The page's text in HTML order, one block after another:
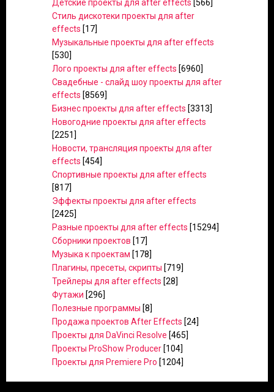
Детские проекты для after effects [566]
Стиль дискотеки проекты для after
effects [17]
Музыкальные проекты для after effects
[530]
Лого проекты для after effects [6960]
Свадебные - слайд шоу проекты для after
effects [8569]
Бизнес проекты для after effects [3313]
Новогодние проекты для after effects
[2251]
Новости, трансляция проекты для after
effects [454]
Спортивные проекты для after effects
[817]
Эффекты проекты для after effects
[2425]
Разные проекты для after effects [15294]
Сборники проектов [17]
Музыка к проектам [178]
Плагины, пресеты, скрипты [719]
Трейлеры для after effects [28]
Футажи [296]
Полезные программы [8]
Продажа проектов After Effects [24]
Проекты для DaVinci Resolve [465]
Проекты ProShow Producer [104]
Проекты для Premiere Pro [1204]